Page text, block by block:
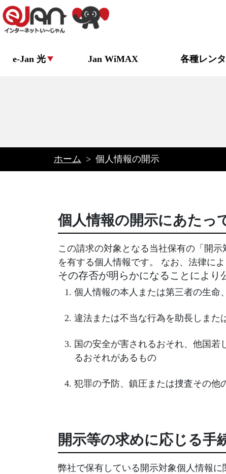
e-Jan 光 Jan WiMAX 各種レン
ホーム > 個人情報の開示
個人情報の開示にあたっ
この請求の対象となる当社保有の「開
を有する個人情報です。 なお、法律に
その存否が明らかになることにより
個人情報の本人または第三者の生命
違法または不当な行為を助長しまた
国の安全が害されるおそれ、他国
るおそれがあるもの
犯罪の予防、鎮圧または捜査その他
開示等の求めに応じる手
弊社で保有している開示対象個人情報